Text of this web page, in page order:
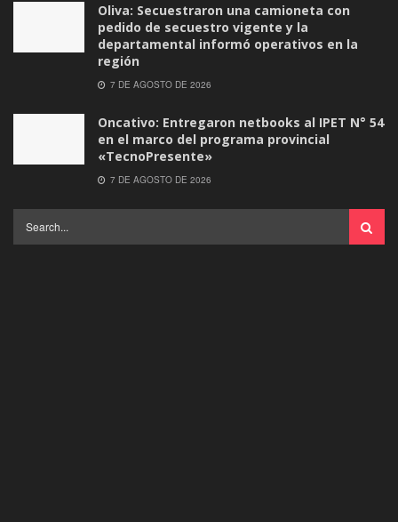
Oliva: Secuestraron una camioneta con
pedido de secuestro vigente y la
departamental informó operativos en la
región
7 DE AGOSTO DE 2026
Oncativo: Entregaron netbooks al IPET N° 54
en el marco del programa provincial
«TecnoPresente»
7 DE AGOSTO DE 2026